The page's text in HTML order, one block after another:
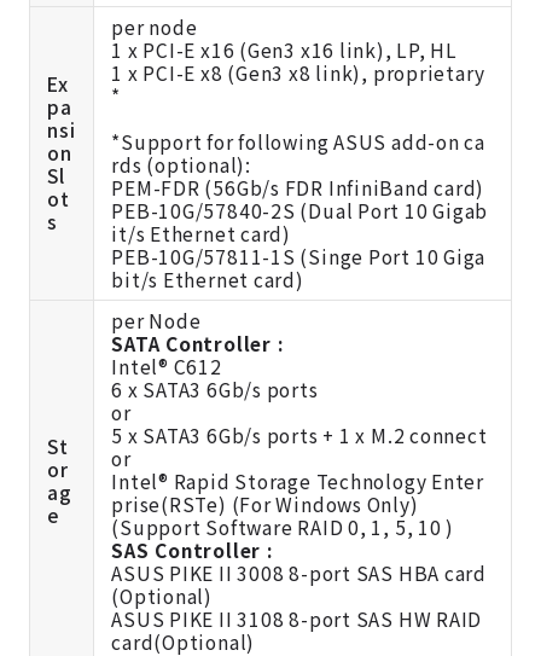
Ex
pa
nsi
on
Sl
ot
s
per node
1 x PCI-E x16 (Gen3 x16 link), LP, HL
1 x PCI-E x8 (Gen3 x8 link), proprietary
*
*Support for following ASUS add-on ca
rds (optional):
PEM-FDR (56Gb/s FDR InfiniBand card)
PEB-10G/57840-2S (Dual Port 10 Gigab
it/s Ethernet card)
PEB-10G/57811-1S (Singe Port 10 Giga
bit/s Ethernet card)
St
or
ag
e
per Node
SATA Controller :
Intel® C612
6 x SATA3 6Gb/s ports
or
5 x SATA3 6Gb/s ports + 1 x M.2 connect
or
Intel® Rapid Storage Technology Enter
prise(RSTe) (For Windows Only)
(Support Software RAID 0, 1, 5, 10 )
SAS Controller :
ASUS PIKE II 3008 8-port SAS HBA card
(Optional)
ASUS PIKE II 3108 8-port SAS HW RAID
card(Optional)